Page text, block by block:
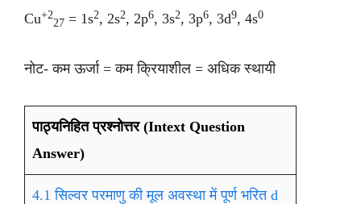
Cu+2
27 = 1s2, 2s2, 2p6, 3s2, 3p6, 3d9, 4s0
नोट- कम ऊर्जा = कम क्रियाशील = अधिक स्थायी
पाठ्यनिहित प्रश्नोत्तर (Intext Question
Answer)
4.1 सिल्वर परमाणु की मूल अवस्था में पूर्ण भरित d